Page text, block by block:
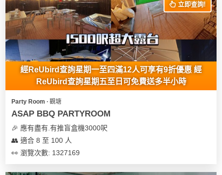
立即查詢!
經ReUbird查詢星期一至四滿12人可享有9折優惠 經
ReUbird查詢星期五至日可免費送多半小時
Party Room ∙ 觀塘
ASAP BBQ PARTYROOM
🎉 應有盡有.有推盲盒機3000呎
👥 適合 8 至 100 人
👀 瀏覽次數: 1327169